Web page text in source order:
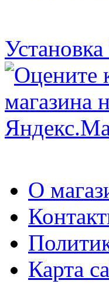
О
Карта